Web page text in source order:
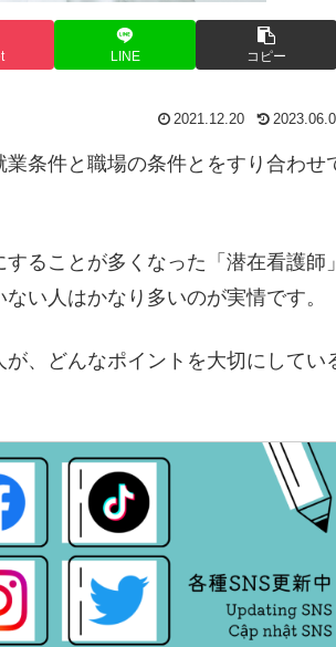
LINE コピー
2021.12.20
条件と職場の条件とをすり合わせ
ることが多くなった「潜在看護師」
い人はかなり多いのが実情です。
、どんなポイントを大切にしてい